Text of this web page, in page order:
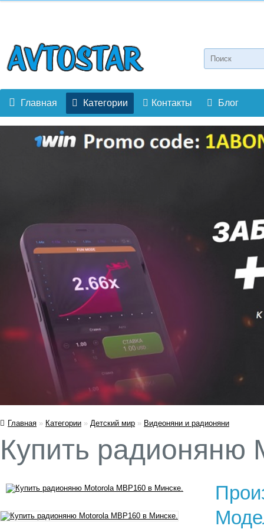
Главная Категории Контакты Блог
Главная » Категории » Детский мир » Видеоняни и радионяни
Купить радионяню